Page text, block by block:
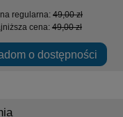
regularna: 49,00 zł
cena: 49,00 zł
o dostępności